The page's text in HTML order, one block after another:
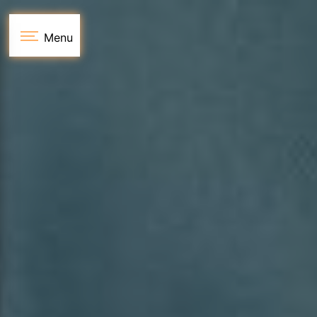
Menu
Panneau de gestion des cookies